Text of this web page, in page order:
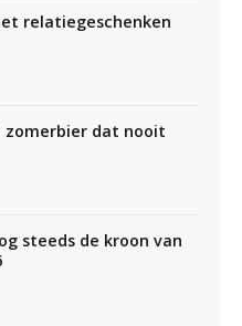
relatiegeschenken
zomerbier dat nooit
steeds de kroon van